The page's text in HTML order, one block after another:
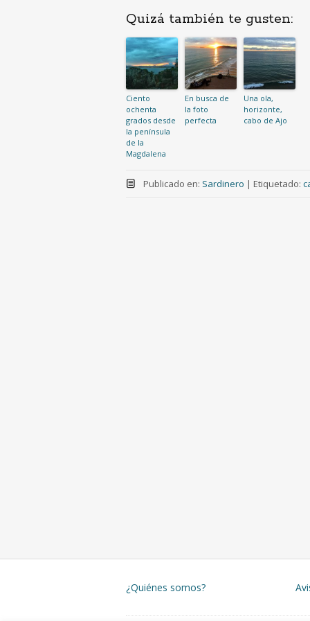
Quizá también te gusten:
Ciento
ochenta
grados desde
la península
de la
Magdalena
En busca de
la foto
perfecta
Una ola,
horizonte,
cabo de Ajo
Publicado en: Sardinero | Etiquetado:
¿Quiénes somos?